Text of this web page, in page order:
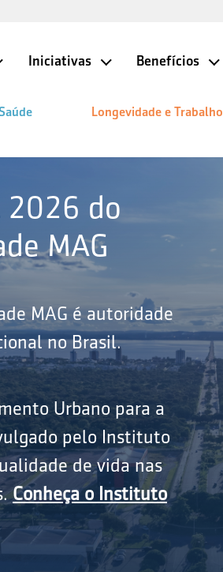
Iniciativas Benefícios
Longevidade e Trabalho
2026 do
MAG
MAG é autoridade
no Brasil.
Urbano para a
pelo Instituto
de vida nas
Conheça o Instituto